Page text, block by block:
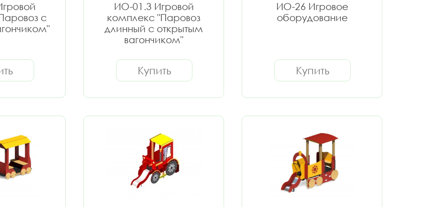
с
ИО-01.3 Игровой
комплекс "Паровоз
длинный с открытым
вагончиком"
Купить
ИО-26 Игровое
оборудование
Купить